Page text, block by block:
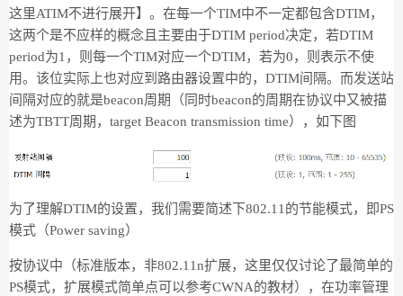
这里ATIM不进行展开】。在每一个TIM中不一定都包含DTIM，
这两个是不应样的概念且主要由于DTIM period决定，若DTIM
period为1，则每一个TIM对应一个DTIM，若为0，则表示不使
用。该位实际上也对应到路由器设置中的，DTIM间隔。而发送站
间隔对应的就是beacon周期（同时beacon的周期在协议中又被描
述为TBTT周期，target Beacon transmission time），如下图
为了理解DTIM的设置，我们需要简述下802.11的节能模式，即PS
模式（Power saving）
按协议中（标准版本，非802.11n扩展，这里仅仅讨论了最简单的
PS模式，扩展模式简单点可以参考CWNA的教材），在功率管理